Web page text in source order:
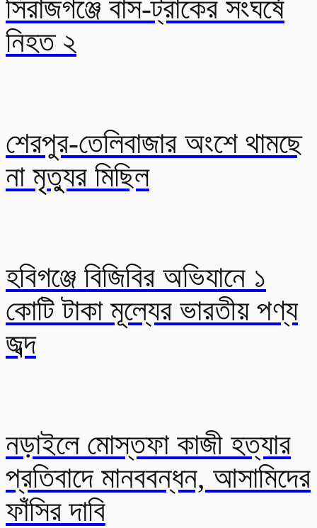
সিরাজগঞ্জে বাস-ট্রাকের সংঘর্ষে
নিহত ২
শেরপুর-তেলিবাজার অংশে থামছে
না মৃত্যুর মিছিল
হবিগঞ্জে বিজিবির অভিযানে ১
কোটি টাকা মূল্যের ভারতীয় পণ্য
জব্দ
নড়াইলে মোস্তফা কাজী হত্যার
প্রতিবাদে মানববন্ধন, আসামিদের
ফাঁসির দাবি